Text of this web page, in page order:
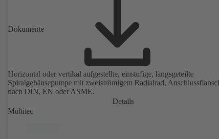
Dokumente
Horizontal oder vertikal aufgestellte, einstufige, längsgeteilte
Spiralgehäusepumpe mit zweiströmigem Radialrad,
nach DIN, EN oder ASME.
Details
Multitec